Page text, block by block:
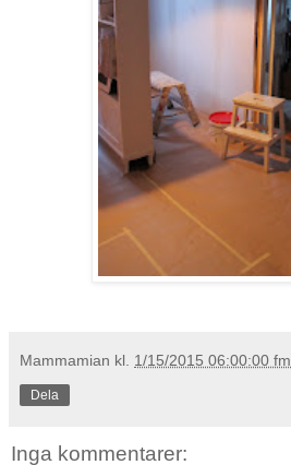
Mammamian kl. 1/15/2015 06:00:00 fm
Dela
Inga kommentarer: